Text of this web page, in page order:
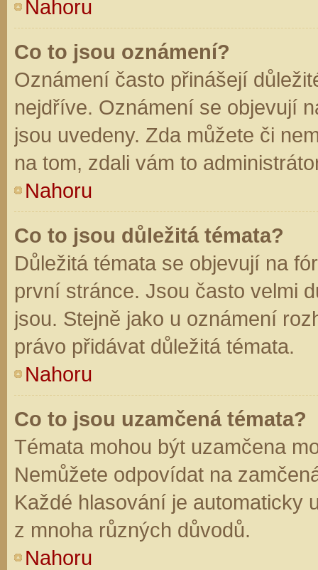
Nahoru
Co to jsou oznámení?
Oznámení často přinášejí
nejdříve. Oznámení se objevují
jsou uvedeny. Zda můžete či
na tom, zdali vám to
Nahoru
Co to jsou důležitá témata?
Důležitá témata se objevují na
první stránce. Jsou často velmi
jsou. Stejně jako u oznámení
právo přidávat důležitá témata.
Nahoru
Co to jsou uzamčená témata?
Témata mohou být uzamčena
Nemůžete odpovídat na
Každé hlasování je automaticky
z mnoha různých důvodů.
Nahoru